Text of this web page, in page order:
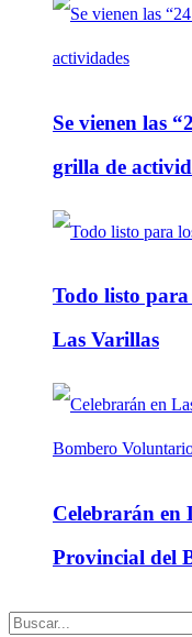
Se vienen las
grilla de
Todo listo para
Las Varillas
Celebrarán en
Provincial del